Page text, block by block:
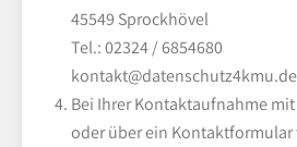
45549 Sprockhövel
Tel.: 02324 / 6854680
kontakt@datenschutz4kmu.de
Bei Ihrer Kontaktaufnahme
oder über ein Kontaktformular